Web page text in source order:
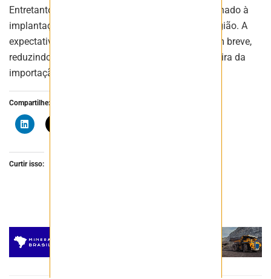
Entretanto, o andamento do projeto está condicionado à
implantação junto à comunidade de Autazes e região. A
expectativa da companhia é iniciar a produção em breve,
reduzindo em cerca de 20% a dependência brasileira da
importação de potássio.
Compartilhe:
Curtir isso: